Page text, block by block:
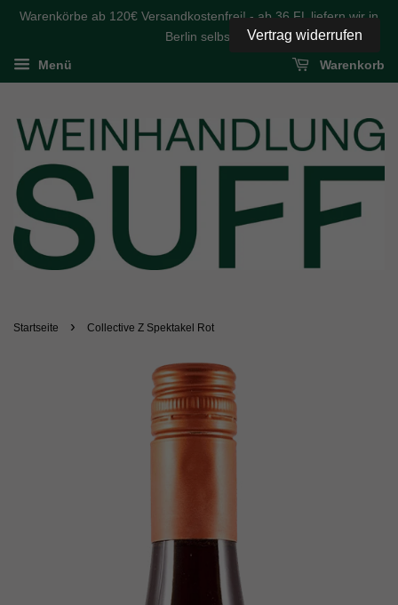
Warenkörbe ab 120€ Versandkostenfrei! - ab 36 FL liefern wir in
Berlin selbst
Menü Warenkorb
Startseite › Collective Z Spektakel Rot
Vertrag widerrufen